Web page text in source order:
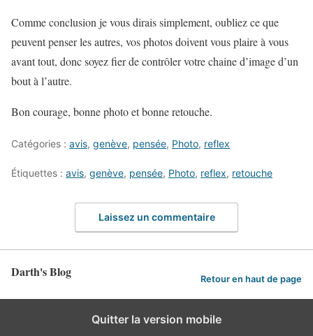
Comme conclusion je vous dirais simplement, oubliez ce que
peuvent penser les autres, vos photos doivent vous plaire à vous
avant tout, donc soyez fier de contrôler votre chaine d’image d’un
bout à l’autre.
Bon courage, bonne photo et bonne retouche.
Catégories : avis, genève, pensée, Photo, reflex
Étiquettes : avis, genève, pensée, Photo, reflex, retouche
Laissez un commentaire
Darth's Blog Retour en haut de page
Quitter la version mobile